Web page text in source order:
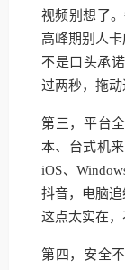
视频别想了。
高峰期别人卡
不是口头承
过两秒，拖动
第三，平台
本、台式机来
iOS、
抖音，电脑
这点太实在，
第四，安全